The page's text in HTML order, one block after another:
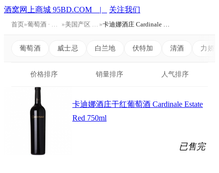
酒窝网上商城 95BD.COM | 关注我们
首页» 葡萄酒 · Wine » 美国产区 American » 卡迪娜酒庄 Cardinale Winery
葡萄酒 威士忌 白兰地 伏特加 清酒 力娇
价格排序 销量排序 人气排序
卡迪娜酒庄干红葡萄酒 Cardinale Estate
Red 750ml
已售完